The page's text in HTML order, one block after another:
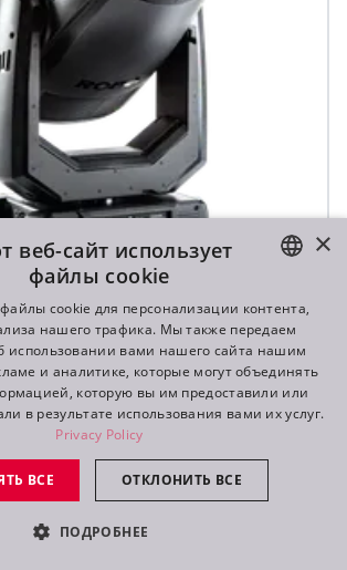
T1 Profile FS™ ENGLISH
DE
FR
RU
×
веб-сайт использует
файлы cookie
cookie для персонализации контента,
нашего трафика. Мы также передаем
вами нашего сайта нашим
и аналитике, которые могут объединять
которую вы им предоставили или
в результате использования вами их услуг.
Privacy Policy
ВСЕ ОТКЛОНИТЬ ВСЕ
ПОДРОБНЕЕ